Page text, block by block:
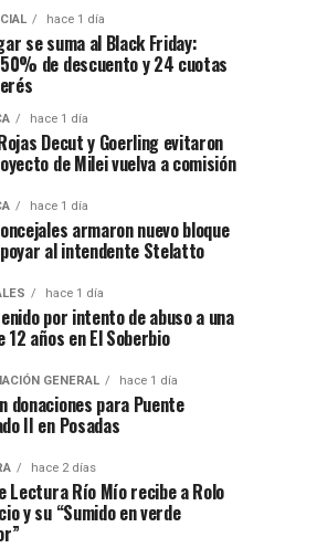
hace 1 día
se suma al Black Friday:
de descuento y 24 cuotas
hace 1 día
Decut y Goerling evitaron
de Milei vuelva a comisión
hace 1 día
armaron nuevo bloque
al intendente Stelatto
hace 1 día
por intento de abuso a una
12 años en El Soberbio
GENERAL hace 1 día
donaciones para Puente
II en Posadas
hace 2 días
Lectura Río Mío recibe a Rolo
y su “Sumido en verde